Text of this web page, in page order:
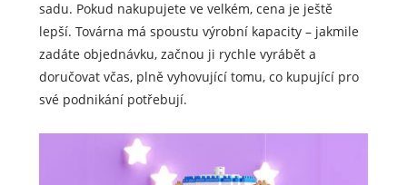
sadu. Pokud nakupujete ve velkém, cena je ještě
lepší. Továrna má spoustu výrobní kapacity – jakmile
zadáte objednávku, začnou ji rychle vyrábět a
doručovat včas, plně vyhovující tomu, co kupující pro
své podnikání potřebují.